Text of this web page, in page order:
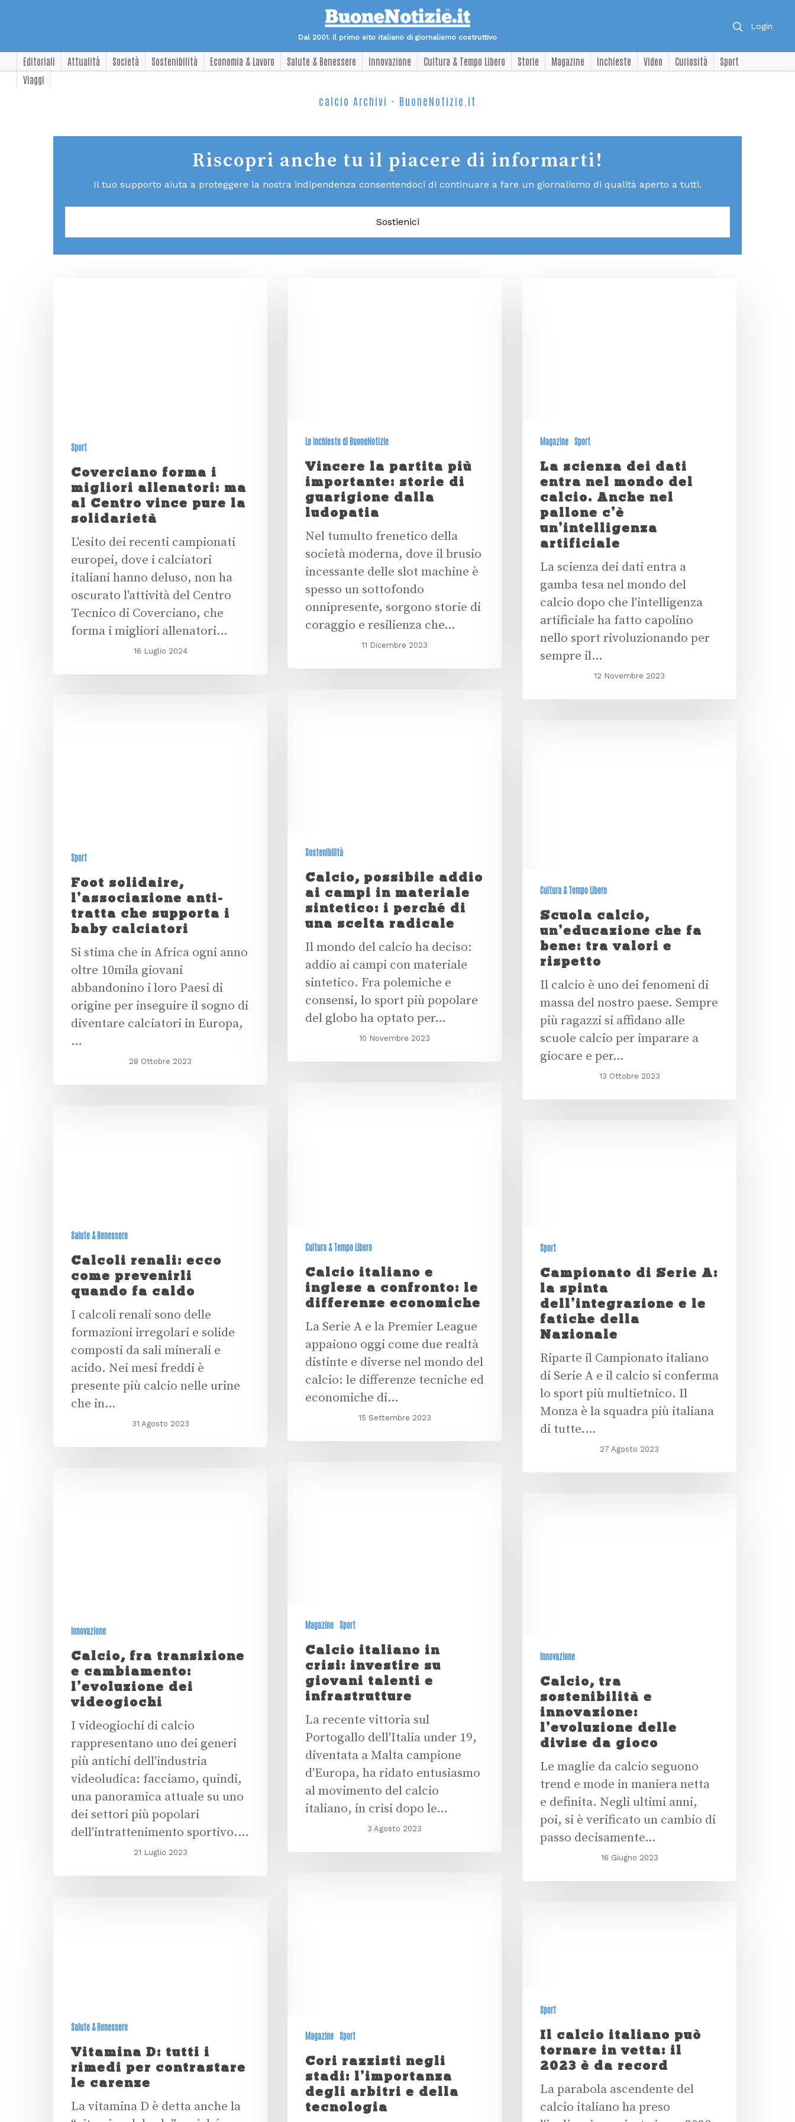
Dal 2001. Il primo sito italiano di giornalismo costruttivo
Login
Editoriali Attualità Società Sostenibilità Economia & Lavoro Salute & Benessere Innovazione Cultura & Tempo Libero Storie Magazine Inchieste Video Curiosità
Sport
Viaggi
calcio Archivi - BuoneNotizie.it
Riscopri anche tu il piacere di informarti!
Il tuo supporto aiuta a proteggere la nostra indipendenza consentendoci di continuare a fare un giornalismo di qualità aperto a tutti.
Sostienici
Sport
Coverciano forma i
migliori allenatori: ma
al Centro vince pure la
solidarietà
L'esito dei recenti campionati
europei, dove i calciatori
italiani hanno deluso, non ha
oscurato l'attività del Centro
Tecnico di Coverciano, che
forma i migliori allenatori…
16 Luglio 2024
Le inchieste di BuoneNotizie
Vincere la partita più
importante: storie di
guarigione dalla
ludopatia
Nel tumulto frenetico della
società moderna, dove il brusio
incessante delle slot machine è
spesso un sottofondo
onnipresente, sorgono storie di
coraggio e resilienza che…
11 Dicembre 2023
Magazine Sport
La scienza dei dati
entra nel mondo del
calcio. Anche nel
pallone c’è
un’intelligenza
artificiale
La scienza dei dati entra a
gamba tesa nel mondo del
calcio dopo che l'intelligenza
artificiale ha fatto capolino
nello sport rivoluzionando per
sempre il…
12 Novembre 2023
Sostenibilità
Calcio, possibile addio
ai campi in materiale
sintetico: i perché di
una scelta radicale
Il mondo del calcio ha deciso:
addio ai campi con materiale
sintetico. Fra polemiche e
consensi, lo sport più popolare
del globo ha optato per…
10 Novembre 2023
Sport
Foot solidaire,
l’associazione anti-
tratta che supporta i
baby calciatori
Si stima che in Africa ogni anno
oltre 10mila giovani
abbandonino i loro Paesi di
origine per inseguire il sogno di
diventare calciatori in Europa,
…
28 Ottobre 2023
Cultura & Tempo Libero
Scuola calcio,
un’educazione che fa
bene: tra valori e
rispetto
Il calcio è uno dei fenomeni di
massa del nostro paese. Sempre
più ragazzi si affidano alle
scuole calcio per imparare a
giocare e per…
13 Ottobre 2023
Cultura & Tempo Libero
Calcio italiano e
inglese a confronto: le
differenze economiche
La Serie A e la Premier League
appaiono oggi come due realtà
distinte e diverse nel mondo del
calcio: le differenze tecniche ed
economiche di…
15 Settembre 2023
Salute & Benessere
Calcoli renali: ecco
come prevenirli
quando fa caldo
I calcoli renali sono delle
formazioni irregolari e solide
composti da sali minerali e
acido. Nei mesi freddi è
presente più calcio nelle urine
che in…
31 Agosto 2023
Sport
Campionato di Serie A:
la spinta
dell’integrazione e le
fatiche della
Nazionale
Riparte il Campionato italiano
di Serie A e il calcio si conferma
lo sport più multietnico. Il
Monza è la squadra più italiana
di tutte.…
27 Agosto 2023
Magazine Sport
Calcio italiano in
crisi: investire su
giovani talenti e
infrastrutture
La recente vittoria sul
Portogallo dell'Italia under 19,
diventata a Malta campione
d'Europa, ha ridato entusiasmo
al movimento del calcio
italiano, in crisi dopo le…
3 Agosto 2023
Innovazione
Calcio, fra transizione
e cambiamento:
l’evoluzione dei
videogiochi
I videogiochi di calcio
rappresentano uno dei generi
più antichi dell'industria
videoludica: facciamo, quindi,
una panoramica attuale su uno
dei settori più popolari
dell'intrattenimento sportivo.…
21 Luglio 2023
Innovazione
Calcio, tra
sostenibilità e
innovazione:
l’evoluzione delle
divise da gioco
Le maglie da calcio seguono
trend e mode in maniera netta
e definita. Negli ultimi anni,
poi, si è verificato un cambio di
passo decisamente…
16 Giugno 2023
Magazine Sport
Cori razzisti negli
stadi: l’importanza
degli arbitri e della
tecnologia
Salute & Benessere
Vitamina D: tutti i
rimedi per contrastare
le carenze
La vitamina D è detta anche la
Sport
Il calcio italiano può
tornare in vetta: il
2023 è da record
La parabola ascendente del
calcio italiano ha preso